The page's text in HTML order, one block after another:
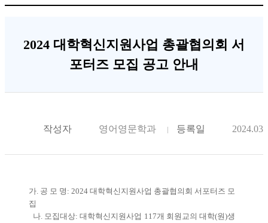
2024 대학혁신지원사업 총괄협의회 서
포터즈 모집 공고 안내
작성자 영어영문학과 등록일
가. 공 모 명: 2024 대학혁신지원사업 총괄협의회 서포터즈 모
집
나. 모집대상: 대학혁신지원사업 117개 회원교의 대학(원)생